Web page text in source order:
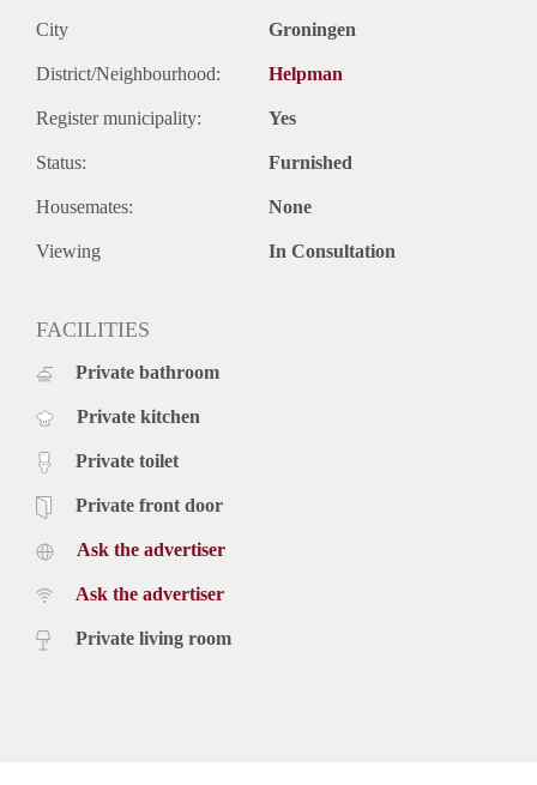
City Groningen
District/Neighbourhood: Helpman
Register municipality: Yes
Status: Furnished
Housemates: None
Viewing In Consultation
FACILITIES
Private bathroom
Private kitchen
Private toilet
Private front door
Ask the advertiser
Ask the advertiser
Private living room